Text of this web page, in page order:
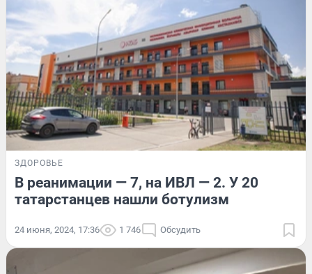
ЗДОРОВЬЕ
В реанимации — 7, на ИВЛ — 2. У 20
татарстанцев нашли ботулизм
24 июня, 2024, 17:36 1 746 Обсудить